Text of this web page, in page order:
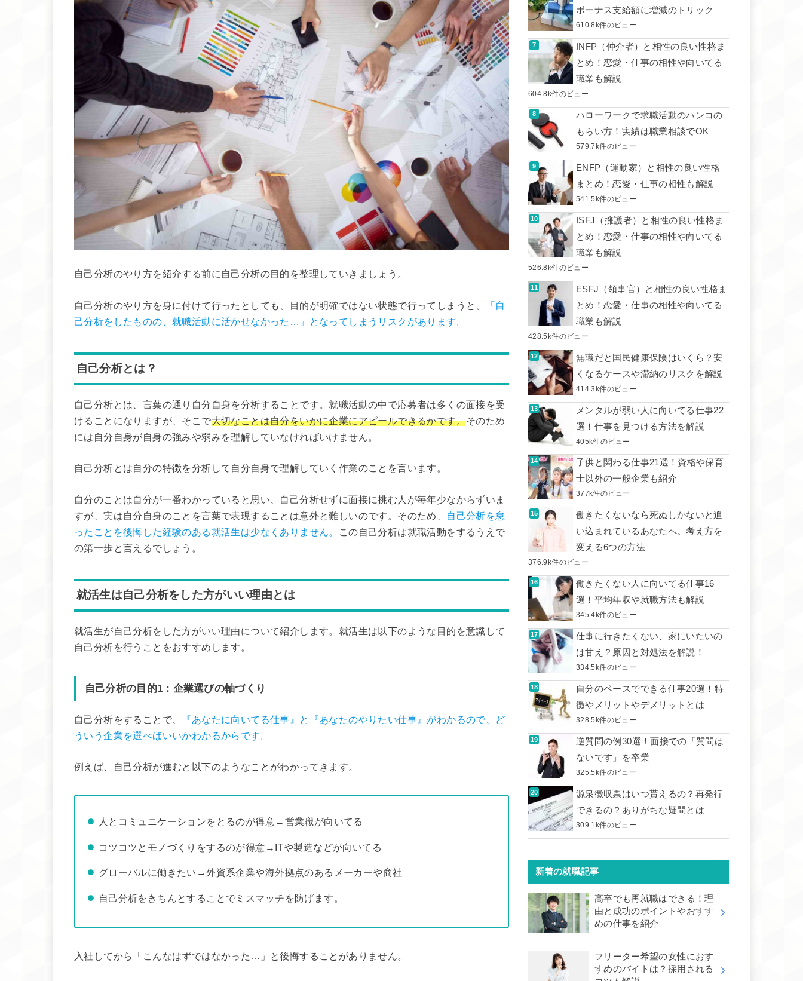
自己分析のやり方を紹介する前に自己分析の目的を整理していきましょう。
自己分析のやり方を身に付けて行ったとしても、目的が明確ではない状態で行ってしまうと、
「自
己分析をしたものの、就職活動に活かせなかった…」となってしまうリスクがあります。
自己分析とは？
自己分析とは、言葉の通り自分自身を分析することです。就職活動の中で応募者は多くの面接を受
けることになりますが、そこで大切なことは自分をいかに企業にアピールできるかです。そのため
には自分自身が自身の強みや弱みを理解していなければいけません。
自己分析とは自分の特徴を分析して自分自身で理解していく作業のことを言います。
自分のことは自分が一番わかっていると思い、自己分析せずに面接に挑む人が毎年少なからずいま
すが、実は自分自身のことを言葉で表現することは意外と難しいのです。そのため、
自己分析を怠
ったことを後悔した経験のある就活生は少なくありません。
この自己分析は就職活動をするうえで
の第一歩と言えるでしょう。
就活生は自己分析をした方がいい理由とは
就活生が自己分析をした方がいい理由について紹介します。就活生は以下のような目的を意識して
自己分析を行うことをおすすめします。
自己分析の目的1：企業選びの軸づくり
自己分析をすることで、
『あなたに向いてる仕事』と『あなたのやりたい仕事』がわかるので、ど
ういう企業を選べばいいかわかるからです。
例えば、自己分析が進むと以下のようなことがわかってきます。
人とコミュニケーションをとるのが得意→営業職が向いてる
コツコツとモノづくりをするのが得意→ITや製造などが向いてる
グローバルに働きたい→外資系企業や海外拠点のあるメーカーや商社
自己分析をきちんとすることでミスマッチを防げます。
入社してから「こんなはずではなかった…」と後悔することがありません。
ボーナス支給額に増減のトリック
610.8k件のビュー
INFP（仲介者）と相性の良い性格ま
とめ！恋愛・仕事の相性や向いてる
職業も解説
604.8k件のビュー
ハローワークで求職活動のハンコの
もらい方！実績は職業相談でOK
579.7k件のビュー
ENFP（運動家）と相性の良い性格
まとめ！恋愛・仕事の相性も解説
541.5k件のビュー
ISFJ（擁護者）と相性の良い性格ま
とめ！恋愛・仕事の相性や向いてる
職業も解説
526.8k件のビュー
ESFJ（領事官）と相性の良い性格ま
とめ！恋愛・仕事の相性や向いてる
職業も解説
428.5k件のビュー
無職だと国民健康保険はいくら？安
くなるケースや滞納のリスクを解説
414.3k件のビュー
メンタルが弱い人に向いてる仕事22
選！仕事を見つける方法を解説
405k件のビュー
子供と関わる仕事21選！資格や保育
士以外の一般企業も紹介
377k件のビュー
働きたくないなら死ぬしかないと追
い込まれているあなたへ。考え方を
変える6つの方法
376.9k件のビュー
働きたくない人に向いてる仕事16
選！平均年収や就職方法も解説
345.4k件のビュー
仕事に行きたくない、家にいたいの
は甘え？原因と対処法を解説！
334.5k件のビュー
自分のペースでできる仕事20選！特
徴やメリットやデメリットとは
328.5k件のビュー
逆質問の例30選！面接での「質問は
ないです」を卒業
325.5k件のビュー
源泉徴収票はいつ貰えるの？再発行
できるの？ありがちな疑問とは
309.1k件のビュー
新着の就職記事
高卒でも再就職はできる！理
由と成功のポイントやおすす
めの仕事を紹介
フリーター希望の女性におす
すめのバイトは？採用される